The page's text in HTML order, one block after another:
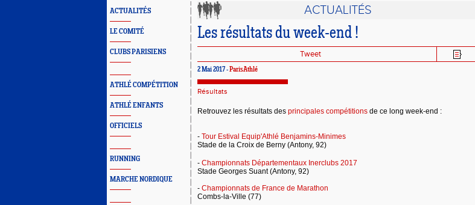
ACTUALITÉS
LE COMITÉ
CLUBS PARISIENS
ATHLÉ COMPÉTITION
ATHLÉ ENFANTS
OFFICIELS
RUNNING
MARCHE NORDIQUE
ACTUALITÉS
Les résultats du week-end !
Tweet
2 Mai 2017 -ParisAthlé
Résultats
Retrouvez les résultats des principales compétitions de ce long week-end :
- Tour Estival Equip'Athlé Benjamins-Minimes
Stade de la Croix de Berny (Antony, 92)
- Championnats Départementaux Inerclubs 2017
Stade Georges Suant (Antony, 92)
- Championnats de France de Marathon
Combs-la-Ville (77)